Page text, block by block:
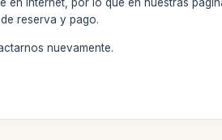
reserva y pago.
nuevamente.